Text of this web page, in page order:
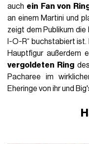
auch ein Fan von
an einem Martini und
zeigt dem Publikum die
I-O-R“ buchstabiert
Hauptfigur außerdem
vergoldeten Ringdes
Pacharee im
Eheringe von ihr und